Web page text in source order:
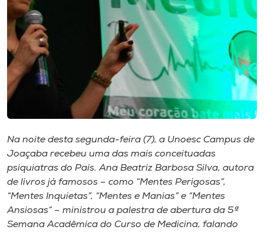
Editora
Rádio
Museu
Store
Selecione
o idioma
Na noite desta segunda-feira (7), a Unoesc Campus de
Joaçaba recebeu uma das mais conceituadas
psiquiatras do País. Ana Beatriz Barbosa Silva, autora
de livros já famosos – como “Mentes Perigosas”,
“Mentes Inquietas”, “Mentes e Manias” e “Mentes
Ansiosas” – ministrou a palestra de abertura da 5ª
Semana Acadêmica do Curso de Medicina, falando